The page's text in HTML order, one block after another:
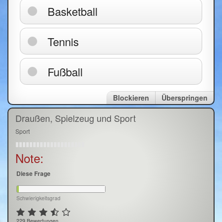
Basketball
Tennis
Fußball
Überspringen
Blockieren
Draußen, Spielzeug und Sport
Sport
Note:
Diese Frage
Schwierigkeitsgrad